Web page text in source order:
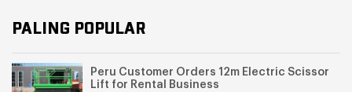
PALING POPULAR
Peru Customer Orders 12m Electric Scissor
Lift for Rental Business